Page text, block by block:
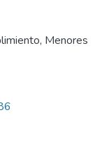
, Menores